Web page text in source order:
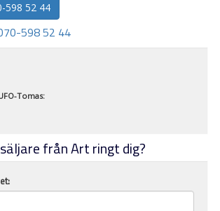
598 52 44
598 52 44
Tomas:
från Art ringt dig?